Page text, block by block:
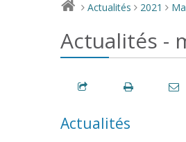
> Actualités > 2021 >
Actualités -
Actualités